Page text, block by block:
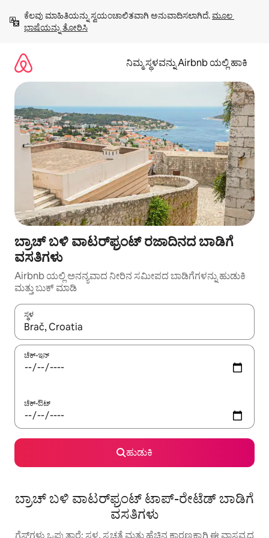
ಹೋಗಿ
ಕೆಲವು ಮಾಹಿತಿಯನ್ನು ಸ್ವಯಂಚಾಲಿತವಾಗಿ ಅನುವಾದಿಸಲಾಗಿದೆ. ಮೂಲ
ಭಾಷೆಯನ್ನು ತೋರಿಸಿ
ನಿಮ್ಮ ಸ್ಥಳವನ್ನು Airbnb ಯಲ್ಲಿ ಹಾಕಿ
ಬ್ರಾಚ್ ಬಳಿ ವಾಟರ್‌ಫ್ರಂಟ್ ರಜಾದಿನದ ಬಾಡಿಗೆ
ವಸತಿಗಳು
Airbnb ಯಲ್ಲಿ ಅನನ್ಯವಾದ ನೀರಿನ ಸಮೀಪದ ಬಾಡಿಗೆಗಳನ್ನು ಹುಡುಕಿ
ಮತ್ತು ಬುಕ್ ಮಾಡಿ
ಸ್ಥಳ
ಫಲಿತಾಂಶಗಳು ಲಭ್ಯವಿರುವಾಗ, ಅಪ್ ಮತ್ತು ಡೌನ್ ಬಾಣದ ಕೀಲಿಗಳೊಂದಿಗೆ
ಚೆಕ್-ಇನ್
ಚೆಕ್-ಔಟ್
ಹುಡುಕಿ
ಬ್ರಾಚ್ ಬಳಿ ವಾಟರ್‌ಫ್ರಂಟ್ ಟಾಪ್-ರೇಟೆಡ್ ಬಾಡಿಗೆ
ವಸತಿಗಳು
ಗೆಸ್ಟ್‌ಗಳು ಒಪ್ಪುತ್ತಾರೆ: ಸ್ಥಳ, ಸ್ವಚ್ಛತೆ ಮತ್ತು ಹೆಚ್ಚಿನ ಕಾರಣಕ್ಕಾಗಿ ಈ ವಾಸ್ತವ್ಯದ